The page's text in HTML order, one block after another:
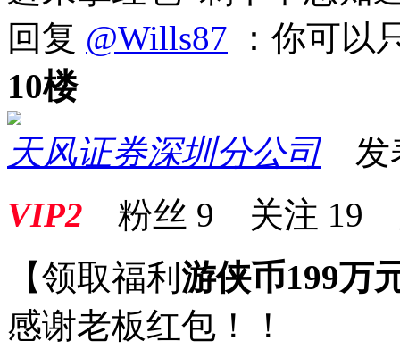
回复 @Wills87 ：你可以
10楼
天风证券深圳分公司发
VIP2 粉丝 9 关注 19
【领取福利 游侠币199万
感谢老板红包！！